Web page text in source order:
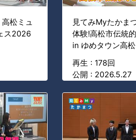
松ミュ
ス2026
見てみMyたかま
体験!高松市伝統
in ゆめタウン高松
再生 : 178回
公開 : 2026.5.27